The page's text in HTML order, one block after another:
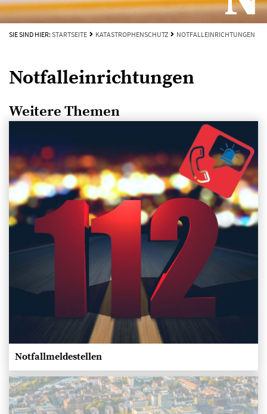
SIE SIND HIER: STARTSEITE KATASTROPHENSCHUTZ NOTFALLEINRICHTUNGEN
Notfalleinrichtungen
Weitere Themen
Notfallmeldestellen